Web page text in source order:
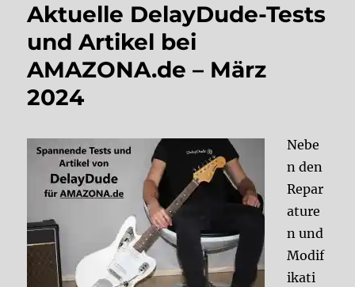
Aktuelle DelayDude-Tests
und Artikel bei
AMAZONA.de – März
2024
Nebe
n den
Repar
ature
n und
Modif
ikati